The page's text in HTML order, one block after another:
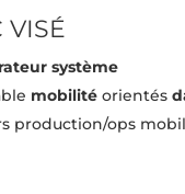
VISÉ
système
mobilité orientés
production/ops